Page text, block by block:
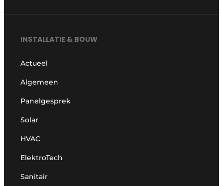
INSTALLATIE & BOUW
Actueel
Algemeen
Panelgesprek
Solar
HVAC
ElektroTech
Sanitair